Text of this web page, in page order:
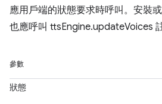
應用戶端的狀態要求時呼叫。安裝
也應呼叫 ttsEngine.updateVoices
參數
狀態